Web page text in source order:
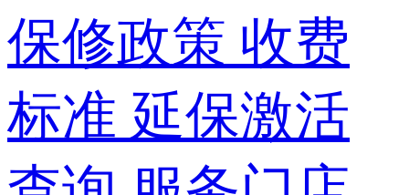
保修政策 收费
标准 延保激活